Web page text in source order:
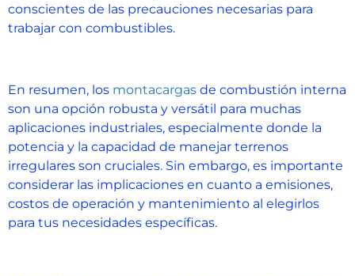
conscientes de las precauciones necesarias para
trabajar con combustibles.
En resumen, los montacargas de combustión interna
son una opción robusta y versátil para muchas
aplicaciones industriales, especialmente donde la
potencia y la capacidad de manejar terrenos
irregulares son cruciales. Sin embargo, es importante
considerar las implicaciones en cuanto a emisiones,
costos de operación y mantenimiento al elegirlos
para tus necesidades específicas.